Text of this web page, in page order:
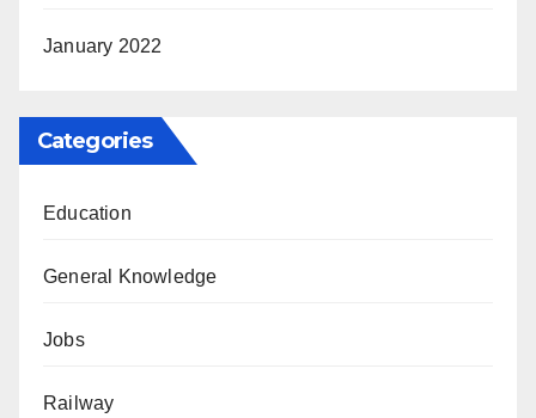
January 2022
Categories
Education
General Knowledge
Jobs
Railway